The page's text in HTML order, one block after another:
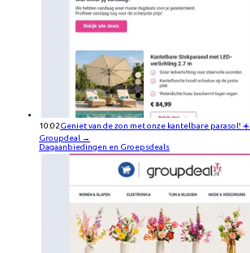
10:02Geniet van de zon met onze kantelbare parasol! ☀️
Groupdeal →
Dagaanbiedingen en Groepsdeals